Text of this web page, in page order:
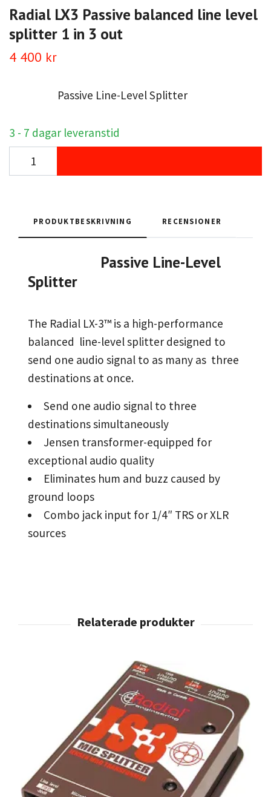
Radial LX3 Passive balanced line level
splitter 1 in 3 out
4 400 kr
Passive Line-Level Splitter
3 - 7 dagar leveranstid
PRODUKTBESKRIVNING RECENSIONER
Passive Line-Level
Splitter
The Radial LX-3™ is a high-performance
balanced line-level splitter designed to
send one audio signal to as many as three
destinations at once.
Send one audio signal to three
destinations simultaneously
Jensen transformer-equipped for
exceptional audio quality
Eliminates hum and buzz caused by
ground loops
Combo jack input for 1/4″ TRS or XLR
sources